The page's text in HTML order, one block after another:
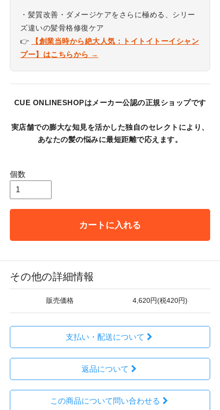
・髪質改善・ダメージケアをさらに極める、シリー
ズ違いの髪骨格修復ケア
👉
【創業当時から絶大人気：トイトイトーイシャン
プー】はこちらから →
CUE ONLINESHOPはメーカー公認の正規ショップです
実店舗での膨大な知見を活かした独自のセレクトにより、
あなたの髪の悩みに最短距離で応えます。
個数
カートに入れる
その他の詳細情報
販売価格 4,620円(税420円)
支払い・配送について
返品について
この商品について問い合わせる